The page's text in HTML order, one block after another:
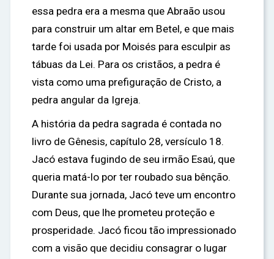
essa pedra era a mesma que Abraão usou
para construir um altar em Betel, e que mais
tarde foi usada por Moisés para esculpir as
tábuas da Lei. Para os cristãos, a pedra é
vista como uma prefiguração de Cristo, a
pedra angular da Igreja.
A história da pedra sagrada é contada no
livro de Gênesis, capítulo 28, versículo 18.
Jacó estava fugindo de seu irmão Esaú, que
queria matá-lo por ter roubado sua bênção.
Durante sua jornada, Jacó teve um encontro
com Deus, que lhe prometeu proteção e
prosperidade. Jacó ficou tão impressionado
com a visão que decidiu consagrar o lugar